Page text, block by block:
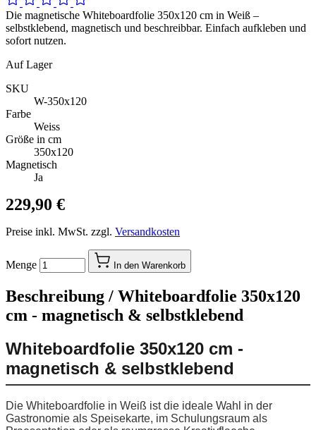
Die magnetische Whiteboardfolie 350x120 cm in Weiß –
selbstklebend, magnetisch und beschreibbar. Einfach aufkleben und
sofort nutzen.
Auf Lager
SKU
W-350x120
Farbe
Weiss
Größe in cm
350x120
Magnetisch
Ja
229,90 €
Preise inkl. MwSt. zzgl. Versandkosten
Menge In den Warenkorb
Beschreibung / Whiteboardfolie 350x120
cm - magnetisch & selbstklebend
Whiteboardfolie 350x120 cm -
magnetisch & selbstklebend
Die Whiteboardfolie in Weiß ist die ideale Wahl in der
Gastronomie als Speisekarte, im Schulungsraum als